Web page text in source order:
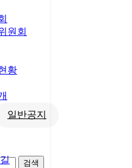
원회
황
일반공지
검색